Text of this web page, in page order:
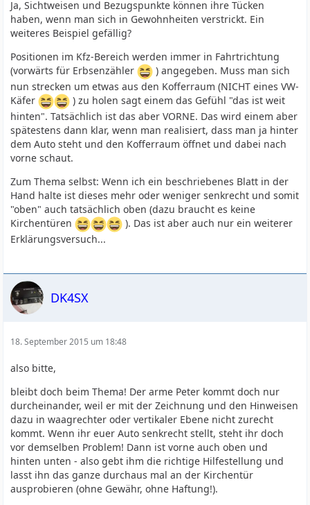
Ja, Sichtweisen und Bezugspunkte können ihre Tücken
haben, wenn man sich in Gewohnheiten verstrickt. Ein
weiteres Beispiel gefällig?
Positionen im Kfz-Bereich werden immer in Fahrtrichtung
(vorwärts für Erbsenzähler
) angegeben. Muss man sich
nun strecken um etwas aus den Kofferraum (NICHT eines VW-
Käfer
) zu holen sagt einem das Gefühl "das ist weit
hinten". Tatsächlich ist das aber VORNE. Das wird einem aber
spätestens dann klar, wenn man realisiert, dass man ja hinter
dem Auto steht und den Kofferraum öffnet und dabei nach
vorne schaut.
Zum Thema selbst: Wenn ich ein beschriebenes Blatt in der
Hand halte ist dieses mehr oder weniger senkrecht und somit
"oben" auch tatsächlich oben (dazu braucht es keine
Kirchentüren
). Das ist aber auch nur ein weiterer
Erklärungsversuch...
DK4SX
18. September 2015 um 18:48
also bitte,
bleibt doch beim Thema! Der arme Peter kommt doch nur
durcheinander, weil er mit der Zeichnung und den Hinweisen
dazu in waagrechter oder vertikaler Ebene nicht zurecht
kommt. Wenn ihr euer Auto senkrecht stellt, steht ihr doch
vor demselben Problem! Dann ist vorne auch oben und
hinten unten - also gebt ihm die richtige Hilfestellung und
lasst ihn das ganze durchaus mal an der Kirchentür
ausprobieren (ohne Gewähr, ohne Haftung!).